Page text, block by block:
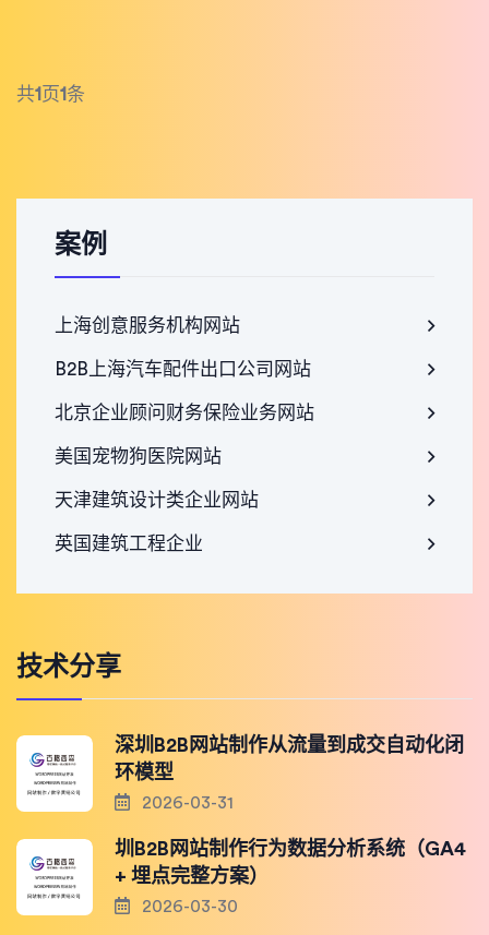
共1 页1条
案例
上海创意服务机构网站
B2B上海汽车配件出口公司网站
北京企业顾问财务保险业务网站
美国宠物狗医院网站
天津建筑设计类企业网站
英国建筑工程企业
技术分享
深圳B2B网站制作从流量到成交自动化闭
环模型
2026-03-31
圳B2B网站制作行为数据分析系统（GA4
+ 埋点完整方案）
2026-03-30